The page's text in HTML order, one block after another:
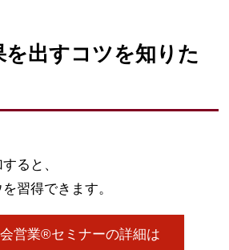
を出すコツを知りた
ると、
習得できます。
営業®セミナーの詳細は